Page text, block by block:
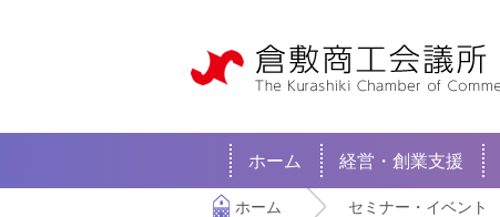
ホーム 経営・創業支援
ホーム セミナー・イベント